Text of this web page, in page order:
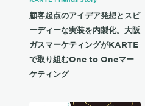
顧客起点のアイデア発想とスピ
ーディーな実装を内製化。大阪
ガスマーケティングがKARTE
で取り組むOne to Oneマー
ケティング